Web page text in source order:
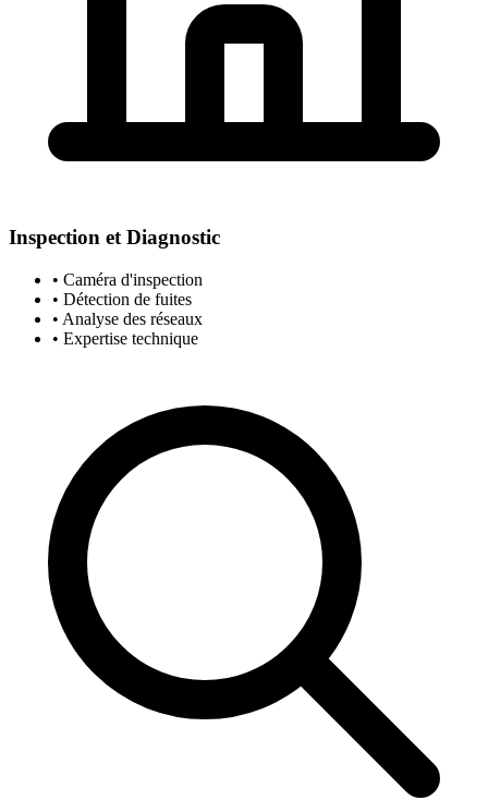
Inspection et Diagnostic
• Caméra d'inspection
• Détection de fuites
• Analyse des réseaux
• Expertise technique